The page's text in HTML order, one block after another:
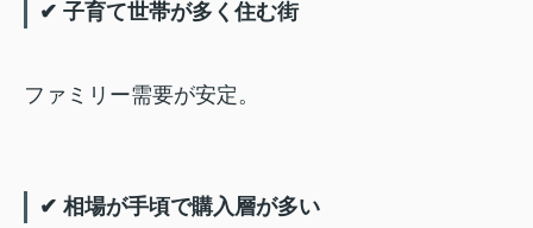
✔ 子育て世帯が多く住む街
ファミリー需要が安定。
✔ 相場が手頃で購入層が多い